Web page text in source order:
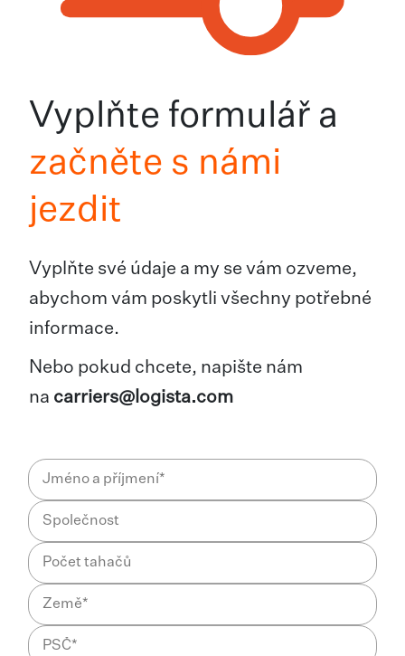
Vyplňte formulář a
začněte s námi
jezdit
Vyplňte své údaje a my se vám ozveme,
abychom vám poskytli všechny potřebné
informace.
Nebo pokud chcete, napište nám
na carriers@logista.com